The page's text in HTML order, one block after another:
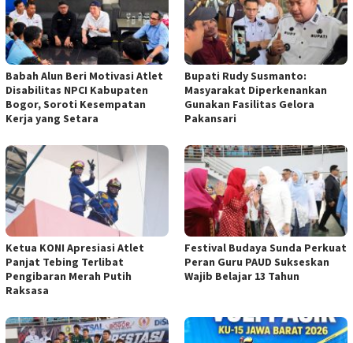
Babah Alun Beri Motivasi Atlet
Disabilitas NPCI Kabupaten
Bogor, Soroti Kesempatan
Kerja yang Setara
Bupati Rudy Susmanto:
Masyarakat Diperkenankan
Gunakan Fasilitas Gelora
Pakansari
Ketua KONI Apresiasi Atlet
Panjat Tebing Terlibat
Pengibaran Merah Putih
Raksasa
Festival Budaya Sunda Perkuat
Peran Guru PAUD Sukseskan
Wajib Belajar 13 Tahun